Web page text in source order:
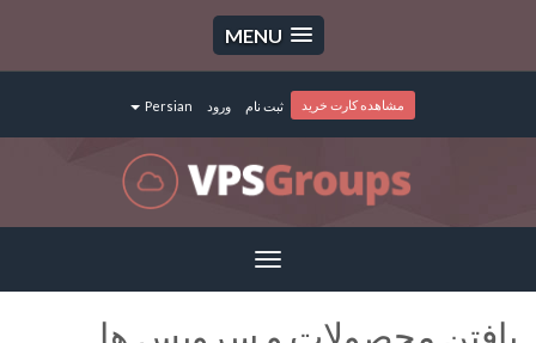
MENU
Persian ورود ثبت نام مشاهده کارت خرید
Toggle
navigation